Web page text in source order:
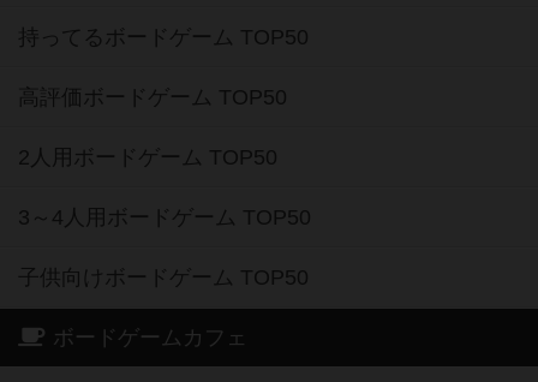
持ってるボードゲーム TOP50
高評価ボードゲーム TOP50
2人用ボードゲーム TOP50
3～4人用ボードゲーム TOP50
子供向けボードゲーム TOP50
ボードゲームカフェ